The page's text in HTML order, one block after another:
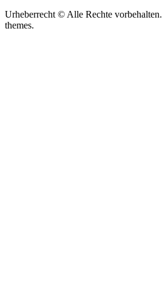
Urheberrecht © Alle Rechte vorbehalten.
themes.